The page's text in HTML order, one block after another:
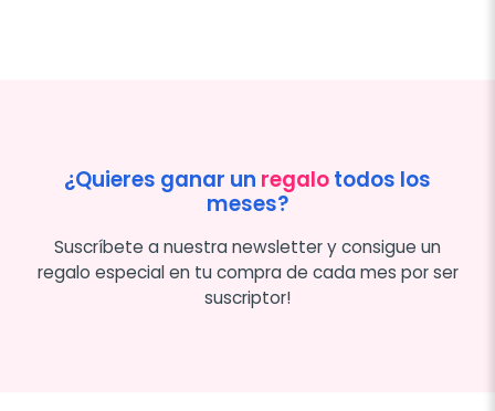
¿Quieres ganar un regalotodos los
meses?
Suscríbete a nuestra newsletter y consigue un
regalo especial en tu compra de cada mes por ser
suscriptor!